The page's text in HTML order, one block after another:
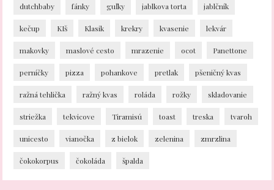
dutchbaby fánky guľky jablkova torta jablčník
kečup KIš Klasik krekry kvasenie lekvár
makovky maslové cesto mrazenie ocot Panettone
perníčky pizza pohankove pretlak pšeničný kvas
ražná tehlička ražný kvas roláda rožky skladovanie
striežka tekvicove Tiramisú toast treska tvaroh
unicesto vianočka z bielok zelenina zmrzlina
čokokorpus čokoláda špalda